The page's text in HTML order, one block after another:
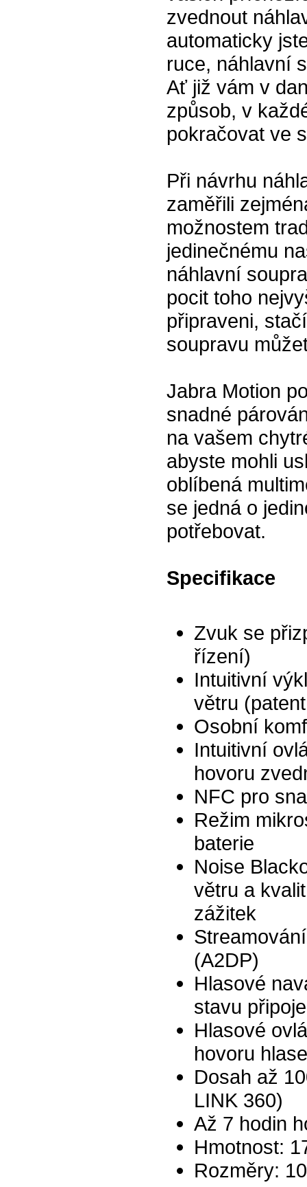
zvednout
automaticky
ruce, náhlavní
Ať již vám v
způsob, v
pokračovat ve
Při návrhu
zaměřili
možnostem
jedinečnému
náhlavní
pocit toho
připraveni,
soupravu
Jabra Motion
snadné
na vašem
abyste mohli
oblíbená
se jedná o
potřebovat.
Specifikace
Zvuk se
řízení)
Intuitivní
větru
Osobní
Intuitivní
hovoru
NFC pro
Režim
baterie
Noise
větru a
zážitek
(A2DP)
Hlasové
stavu
Hlasové
hovoru
Dosah až
LINK 360)
Až 7 hodin
Hmotnost:
Rozměry: